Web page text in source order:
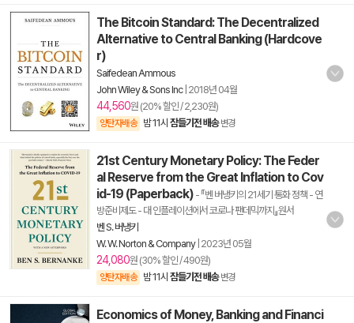
The Bitcoin Standard: The Decentralized
Alternative to Central Banking (Hardcove
r)
Saifedean Ammous
John Wiley & Sons Inc| 2018년 04월
44,560원 (20% 할인 / 2,230원)
양탄자배송 밤 11시 잠들기전 배송 변경
21st Century Monetary Policy: The Feder
al Reserve from the Great Inflation to Cov
id-19 (Paperback) - 『벤 버냉키의 21세기 통화 정책 - 연
방준비제도 - 대 인플레이션에서 코로나 팬데믹까지』원서
벤 S. 버냉키
W. W. Norton & Company| 2023년 05월
24,080원 (30% 할인 / 490원)
양탄자배송 밤 11시 잠들기전 배송 변경
Economics of Money, Banking and Financi